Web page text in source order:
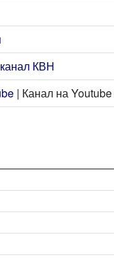
КВН
| Канал на Youtube